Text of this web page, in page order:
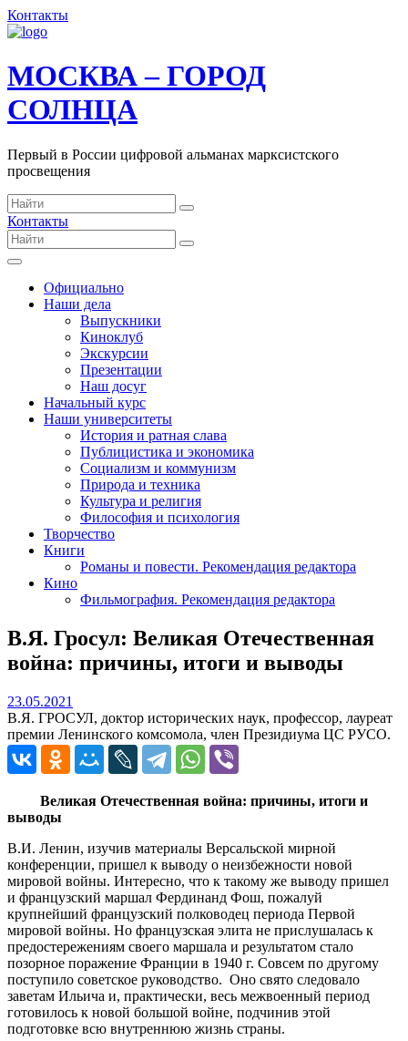
Контакты
МОСКВА – ГОРОД
СОЛНЦА
Первый в России цифровой альманах марксистского
просвещения
Контакты
Официально
Наши дела
Выпускники
Киноклуб
Экскурсии
Презентации
Наш досуг
Начальный курс
Наши университеты
История и ратная слава
Публицистика и экономика
Социализм и коммунизм
Природа и техника
Культура и религия
Философия и психология
Творчество
Книги
Романы и повести. Рекомендация редактора
Кино
Фильмография. Рекомендация редактора
В.Я. Гросул: Великая Отечественная
война: причины, итоги и выводы
23.05.2021
В.Я. ГРОСУЛ, доктор исторических наук, профессор, лауреат
премии Ленинского комсомола, член Президиума ЦС РУСО.
Великая Отечественная война: причины, итоги и
выводы
В.И. Ленин, изучив материалы Версальской мирной
конференции, пришел к выводу о неизбежности новой
мировой войны. Интересно, что к такому же выводу пришел
и французский маршал Фердинанд Фош, пожалуй
крупнейший французский полководец периода Первой
мировой войны. Но французская элита не прислушалась к
предостережениям своего маршала и результатом стало
позорное поражение Франции в 1940 г. Совсем по другому
поступило советское руководство. Оно свято следовало
заветам Ильича и, практически, весь межвоенный период
готовилось к новой большой войне, подчинив этой
подготовке всю внутреннюю жизнь страны.